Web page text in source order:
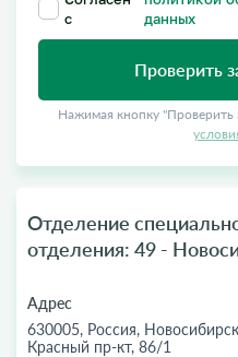
с
данных
Проверить
Нажимая кнопку
Отделение
отделения: 49 -
Адрес
630005, Россия,
Красный пр-кт, 86/1